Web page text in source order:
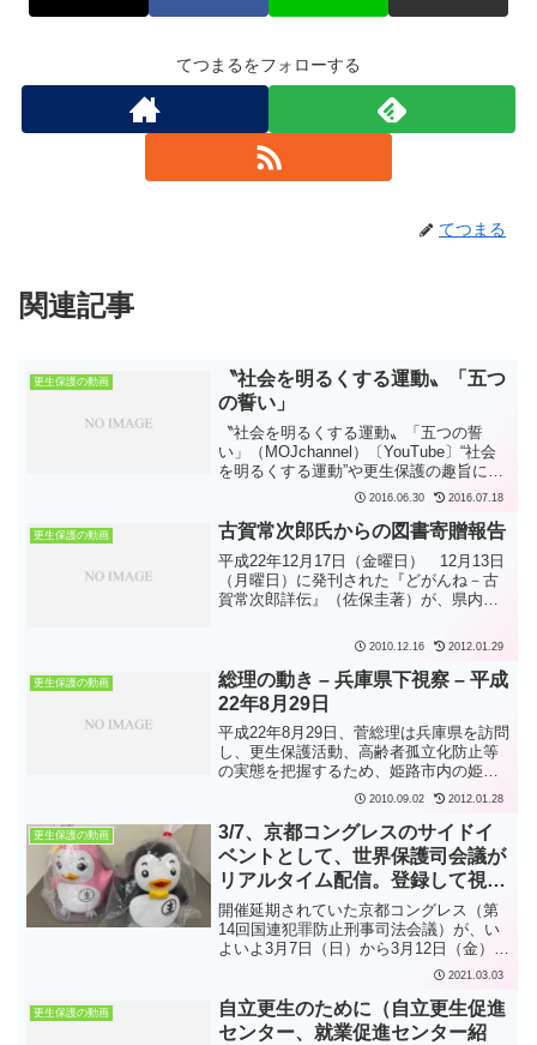
てつまるをフォローする
てつまる
関連記事
更生保護の動画
〝社会を明るくする運動〟「五つ
の誓い」
〝社会を明るくする運動〟「五つの誓
い」（MOJchannel）〔YouTube〕“社会
を明るくする運動”や更生保護の趣旨につ
いて、多くの皆さんに知っていただくた
めに、保護司、更生保護女性会、更生保
護施設職員の方々を始めとする更生保護
ボランテ...
2016.06.30 2016.07.18
更生保護の動画 古賀常次郎氏からの図書寄贈報告
平成22年12月17日（金曜日） 12月13日
（月曜日）に発刊された『どがんね－古
賀常次郎詳伝』（佐保圭著）が、県内の
になりました。この本に描かれている古
賀常­次郎さんは、私財を投じた更生保護
活動に長年取...
2010.12.16 2012.01.29
更生保護の動画
総理の動き – 兵庫県下視察 – 平成
22年8月29日
平成22年8月29日、菅総理は兵庫県を訪問
し、更生保護活動、高齢者孤立化防止等
の実態を把握するため、姫路市内の姫路
更生保護活動サポートセンター、芦屋市
内の南芦屋浜シルバーハウジングLSAを
視察しました。 総理の動き-兵庫県下視
察-平成22年...
2010.09.02 2012.01.28
更生保護の動画
3/7、京都コングレスのサイドイ
ベントとして、世界保護司会議が
リアルタイム配信。登録して視聴
しましょう！
開催延期されていた京都コングレス（第
14回国連犯罪防止刑事司法会議）が、い
よいよ3月7日（日）から3月12日（金）ま
で開催されますが、そのサイドイベント
として、3月7日（日）午後、世界保護司
会議が開催されます。京都コングレスの
サイトにあるリ...
2021.03.03
更生保護の動画
自立更生のために（自立更生促進
センター、就業促進センター紹